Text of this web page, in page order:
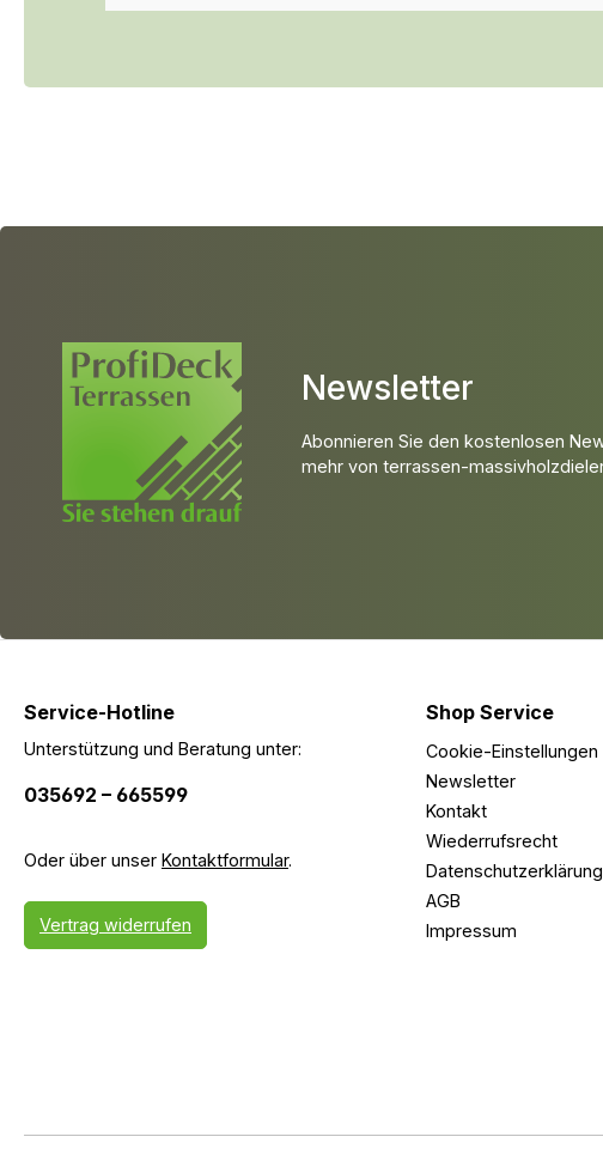
Newsletter
Abonnieren Sie den kostenlosen
mehr von terrassen-
Service-Hotline
Unterstützung und Beratung unter:
035692 – 665599
Oder über unser Kontaktformular.
Vertrag widerrufen
Shop Service
Cookie-Einstellungen
Newsletter
Kontakt
Wiederrufsrecht
Datenschutzerklärung
AGB
Impressum